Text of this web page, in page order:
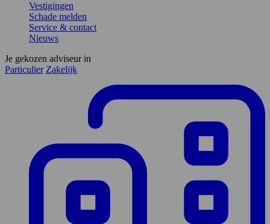
Vestigingen
Schade melden
Service & contact
Nieuws
Je gekozen adviseur in
Particulier Zakelijk